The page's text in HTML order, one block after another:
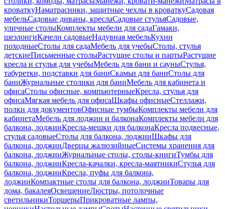
кроваткуНаматрасники, защитные чехлы в кроваткуСадовая
мебельСадовые диваны, креслаСадовые стульяСадовые,
уличные столыКомплекты мебели для садаГамаки,
шезлонгиКачели садовыеНадувная мебельКухни
походныеСтолы для садаМебель для учебыСтолы, стулья
детскиеПисьменные столыРастущие столы и партыРастущие
кресла и стулья для учебыМебель для бани и сауныСтулья,
табуретки, подставки для баниСкамьи для баниСтолы для
баниЖурнальные столики для баниМебель для кабинета и
офисаСтолы офисные, компьютерныеКресла, стулья для
офисаМягкая мебель для офисаШкафы офисныеСтеллажи,
полки для документовОфисные тумбыКомплекты мебели для
кабинетаМебель для лоджии и балконаКомплекты мебели для
балкона, лоджииКресла-мешки для балконаКресла подвесные,
стулья садовыеСтолы для балкона, лоджииШкафы для
балкона, лоджииДверцы жалюзийныеСистемы хранения для
балкона, лоджииЖурнальные столы, столы-книгиТумбы для
балкона, лоджииКресла-качалки, кресла-маятникиСтулья для
балкона, лоджииКресла, пуфы для балкона,
лоджииКомпактные столы для балкона, лоджииТовары для
дома, бакалеяОсвещениеЛюстры, потолочные
светильникиТоршерыПрикроватные лампы,